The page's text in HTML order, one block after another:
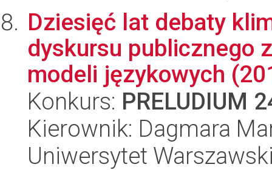
Dziesięć lat debaty
dyskursu publicznego
modeli językowych
Konkurs: PRELUDIUM
Kierownik: Dagmara
Uniwersytet